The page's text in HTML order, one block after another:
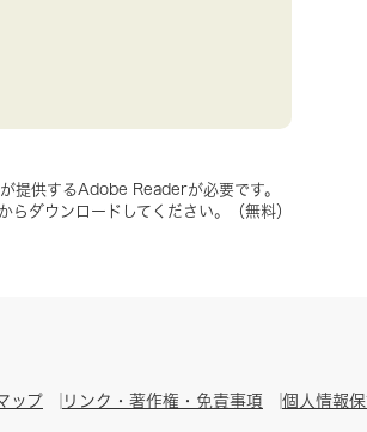
提供するAdobe Readerが必要です。
ダウンロードしてください。（無料）
ップ リンク・著作権・免責事項 個人情報